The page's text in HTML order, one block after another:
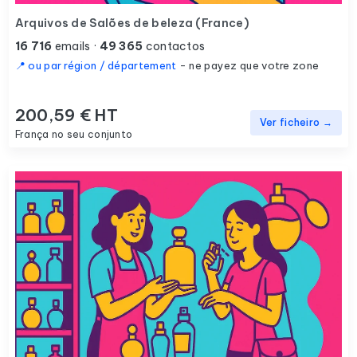
Arquivos de Salões de beleza (France)
16 716 emails · 49 365 contactos
📍 ou par région / département - ne payez que votre zone
200,59 € HT
França no seu conjunto
Ver ficheiro →